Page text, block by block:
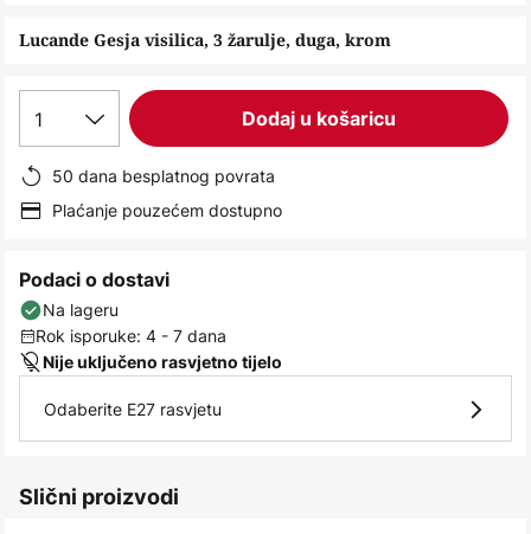
the
Lucande Gesja visilica, 3 žarulje, duga, krom
1 Dodaj u košaricu
50 dana besplatnog povrata
Plaćanje pouzećem dostupno
Podaci o dostavi
Na lageru
Rok isporuke: 4 - 7 dana
Nije uključeno rasvjetno tijelo
Odaberite E27 rasvjetu
Slični proizvodi